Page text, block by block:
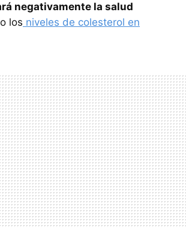
negativamente la salud
los niveles de colesterol en